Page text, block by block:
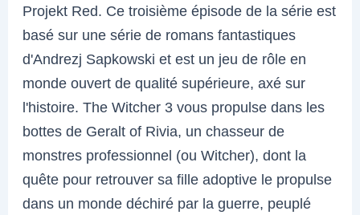
Projekt Red. Ce troisième épisode de la série est
basé sur une série de romans fantastiques
d'Andrezj Sapkowski et est un jeu de rôle en
monde ouvert de qualité supérieure, axé sur
l'histoire. The Witcher 3 vous propulse dans les
bottes de Geralt of Rivia, un chasseur de
monstres professionnel (ou Witcher), dont la
quête pour retrouver sa fille adoptive le propulse
dans un monde déchiré par la guerre, peuplé